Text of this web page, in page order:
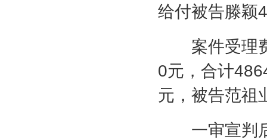
给付被告滕颖
案件受理
0元，合计
元，被告范祖
一审宣判后